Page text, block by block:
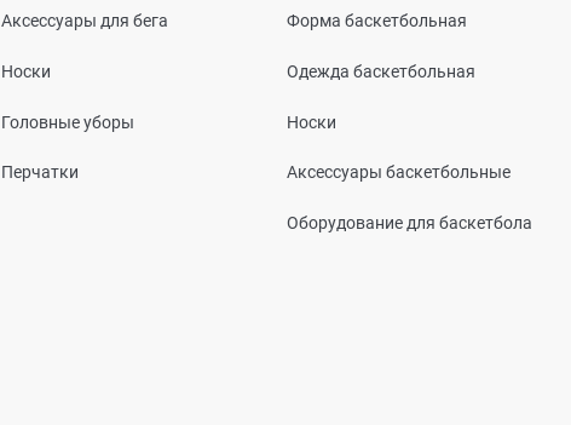
Аксессуары для бега
Носки
Головные уборы
Перчатки
Форма баскетбольная
Одежда баскетбольная
Носки
Аксессуары баскетбольные
Оборудование для баскетбола